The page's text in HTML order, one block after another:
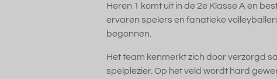
Heren 1 komt uit in de 2e Klasse A en
ervaren spelers en fanatieke
begonnen.
Het team kenmerkt zich door verzorgd
spelplezier. Op het veld wordt hard